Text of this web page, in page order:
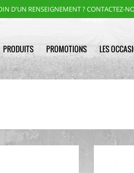
D'UN RENSEIGNEMENT ? CONTACTEZ-
PRODUITS PROMOTIONS LES